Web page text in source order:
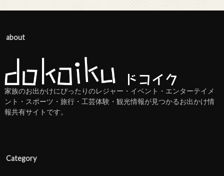
about
家族のお出かけにぴったりのレジャー・イベント・エンターテイメ
ント・スポーツ・旅行・工芸体験・観光情報が見つかるお出かけ情
報共有サイトです。
Category